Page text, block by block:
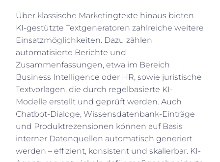
Über klassische Marketingtexte hinaus bieten
KI-gestützte Textgeneratoren zahlreiche weitere
Einsatzmöglichkeiten. Dazu zählen
automatisierte Berichte und
Zusammenfassungen, etwa im Bereich
Business Intelligence oder HR, sowie juristische
Textvorlagen, die durch regelbasierte KI-
Modelle erstellt und geprüft werden. Auch
Chatbot-Dialoge, Wissensdatenbank-Einträge
und Produktrezensionen können auf Basis
interner Datenquellen automatisch generiert
werden – effizient, konsistent und skalierbar. KI-